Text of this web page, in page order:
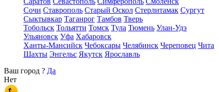
Сочи Ставрополь Старый Оскол Стерлитамак Сургут
Сыктывкар Таганрог Тамбов Тверь
Тобольск Тольятти Томск Тула Тюмень Улан-Удэ
Ульяновск Уфа Хабаровск
Ханты-Мансийск Чебоксары Челябинск Череповец Чита
Шахты Энгельс Якутск Ярославль
Ваш город ? Да
Нет